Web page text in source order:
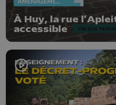
À Huy, la rue
accessible